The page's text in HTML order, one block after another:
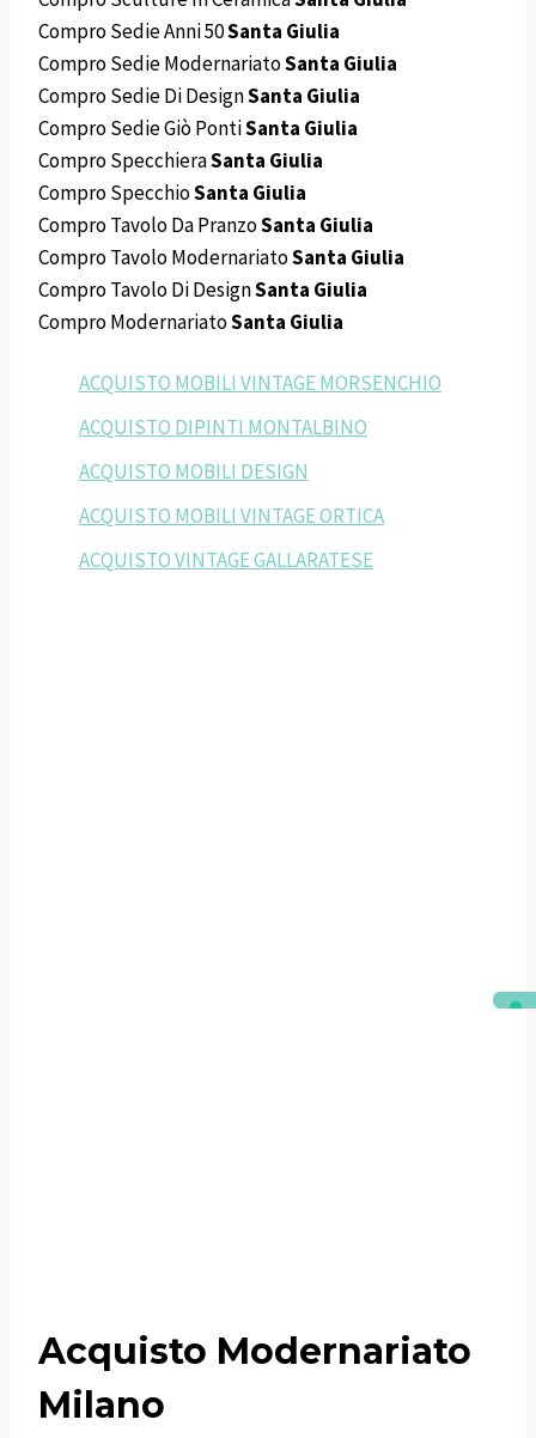
Compro Sedie Anni 50Santa Giulia
Compro Sedie ModernariatoSanta Giulia
Compro Sedie Di DesignSanta Giulia
Compro Sedie Giò PontiSanta Giulia
Compro SpecchieraSanta Giulia
Compro SpecchioSanta Giulia
Compro Tavolo Da PranzoSanta Giulia
Compro Tavolo ModernariatoSanta Giulia
Compro Tavolo Di DesignSanta Giulia
Compro ModernariatoSanta Giulia
ACQUISTO MOBILI VINTAGE MORSENCHIO
ACQUISTO DIPINTI MONTALBINO
ACQUISTO MOBILI DESIGN
ACQUISTO MOBILI VINTAGE ORTICA
ACQUISTO VINTAGE GALLARATESE
Acquisto Modernariato
Milano